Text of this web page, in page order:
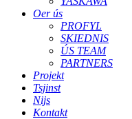
Oer ús
PROFYL
SKIEDNIS
ÚS TEAM
PARTNERS
Projekt
Tsjinst
Nijs
Kontakt